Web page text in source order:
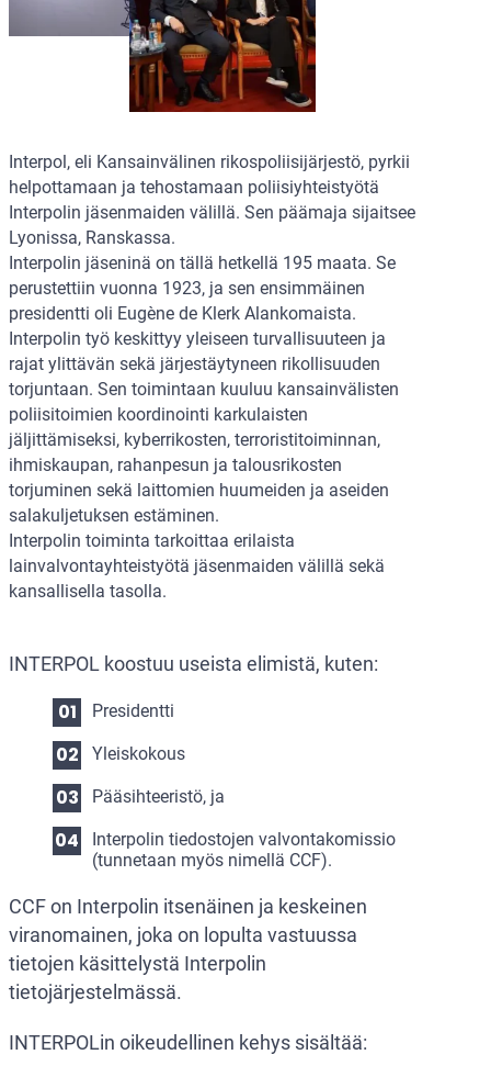
Interpol, eli Kansainvälinen rikospoliisijärjestö, pyrkii
helpottamaan ja tehostamaan poliisiyhteistyötä
Interpolin jäsenmaiden välillä. Sen päämaja sijaitsee
Lyonissa, Ranskassa.
Interpolin jäseninä on tällä hetkellä 195 maata. Se
perustettiin vuonna 1923, ja sen ensimmäinen
presidentti oli Eugène de Klerk Alankomaista.
Interpolin työ keskittyy yleiseen turvallisuuteen ja
rajat ylittävän sekä järjestäytyneen rikollisuuden
torjuntaan. Sen toimintaan kuuluu kansainvälisten
poliisitoimien koordinointi karkulaisten
jäljittämiseksi, kyberrikosten, terroristitoiminnan,
ihmiskaupan, rahanpesun ja talousrikosten
torjuminen sekä laittomien huumeiden ja aseiden
salakuljetuksen estäminen.
Interpolin toiminta tarkoittaa erilaista
lainvalvontayhteistyötä jäsenmaiden välillä sekä
kansallisella tasolla.
INTERPOL koostuu useista elimistä, kuten:
Presidentti
Yleiskokous
Pääsihteeristö, ja
Interpolin tiedostojen valvontakomissio
(tunnetaan myös nimellä CCF).
CCF on Interpolin itsenäinen ja keskeinen
viranomainen, joka on lopulta vastuussa
tietojen käsittelystä Interpolin
tietojärjestelmässä.
INTERPOLin oikeudellinen kehys sisältää: